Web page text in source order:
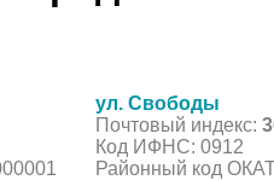
ул. Свободы
Почтовый индекс:
Код ИФНС: 0912
Районный код